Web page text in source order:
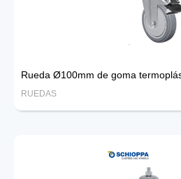
Rueda Ø100mm de goma
RUEDAS